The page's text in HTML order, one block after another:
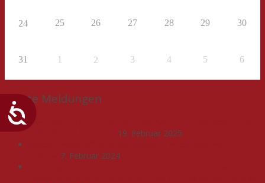
24 25 26 27 28 29 30
31 1 2 3 4 5 6
Letzte Meldungen
Save-the-Date: 12. Energieforum MV am 01. Oktober 2025
19. Februar 2025
7. Februar 2024